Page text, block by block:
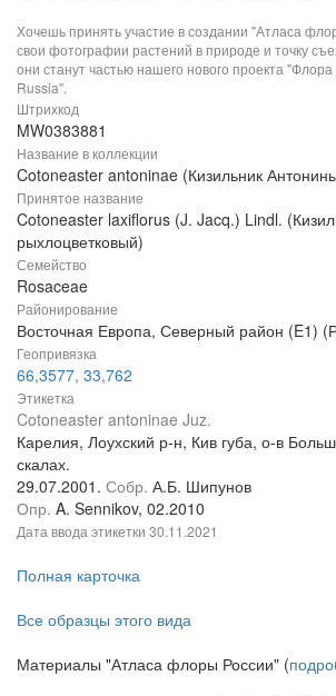
Хочешь принять участие в создании "Атласа
свои фотографии растений в природе и точку
они станут частью нашего нового проекта
Russia".
Штрихкод
MW0383881
Название в коллекции
Cotoneaster antoninae (Кизильник
Принятое название
Cotoneaster laxiflorus (J. Jacq.) Lindl.
рыхлоцветковый)
Семейство
Rosaceae
Районирование
Восточная Европа, Северный район (E1)
Геопривязка
66,3577, 33,762
Этикетка
Cotoneaster antoninae Juz.
Карелия, Лоухский р-н, Кив губа, о-в
скалах.
29.07.2001. Собр. А.Б. Шипунов
Опр. A. Sennikov, 02.2010
Дата ввода этикетки 30.11.2021
Полная карточка
Все образцы этого вида
Материалы "Атласа флоры России" (